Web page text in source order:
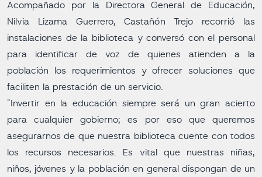
Acompañado por la Directora General de Educación,
Nilvia Lizama Guerrero, Castañón Trejo recorrió las
instalaciones de la biblioteca y conversó con el personal
para identificar de voz de quienes atienden a la
población los requerimientos y ofrecer soluciones que
faciliten la prestación de un servicio.
"Invertir en la educación siempre será un gran acierto
para cualquier gobierno; es por eso que queremos
asegurarnos de que nuestra biblioteca cuente con todos
los recursos necesarios. Es vital que nuestras niñas,
niños, jóvenes y la población en general dispongan de un